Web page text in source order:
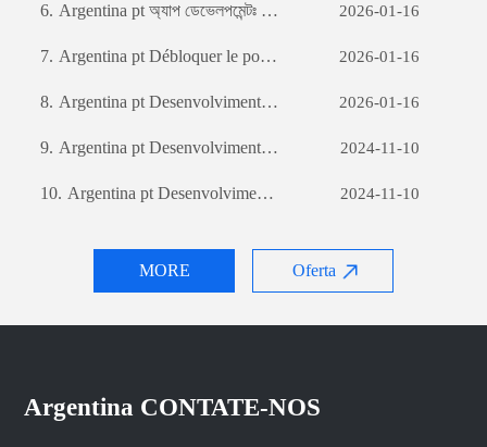
MORE Oferta
6. Argentina pt অ্যাপ ডেভেলপমেন্টঃ একটি সফল মোবাইল অ্যাপ্লিকেশন তৈরির যাত্রা 2026-01-16
7. Argentina pt Débloquer le potentiel des entreprises: le pouvoir du développement de logiciels personnalisés 2026-01-16
8. Argentina pt Desenvolvimento de sites de comércio externo: um guia abrangente 2026-01-16
9. Argentina pt Desenvolvimento de sites de comércio externo: um guia abrangente 2024-11-10
10. Argentina pt Desenvolvimento de sites de comércio externo: um guia abrangente 2024-11-10
Argentina CONTATE-NOS